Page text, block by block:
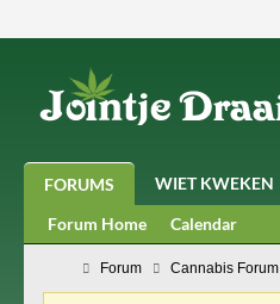
FORUMS WIET KWEKEN
Forum Home
Calendar
Forum Cannabis Forum